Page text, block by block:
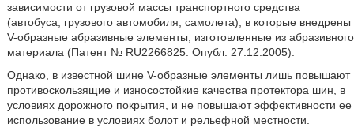
зависимости от грузовой массы транспортного средства
(автобуса, грузового автомобиля, самолета), в которые внедрены
V-образные абразивные элементы, изготовленные из абразивного
материала (Патент № RU2266825. Опубл. 27.12.2005).
Однако, в известной шине V-образные элементы лишь повышают
противоскользящие и износостойкие качества протектора шин, в
условиях дорожного покрытия, и не повышают эффективности ее
использование в условиях болот и рельефной местности.